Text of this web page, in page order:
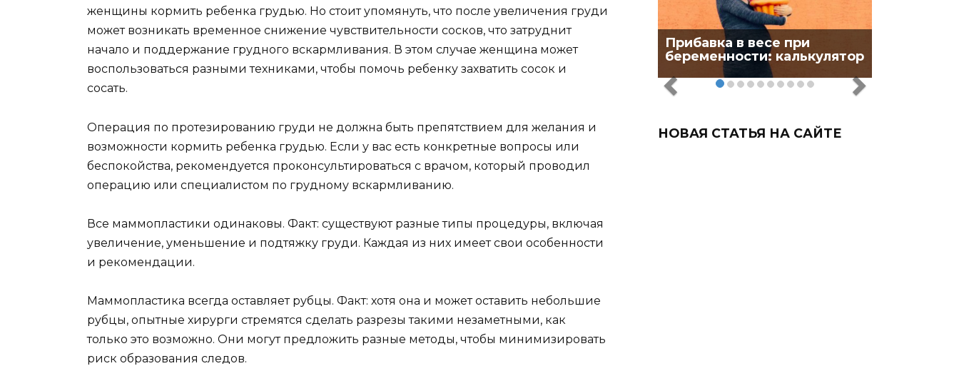
женщины кормить ребенка грудью. Но стоит упомянуть, что после увеличения груди
может возникать временное снижение чувствительности сосков, что затруднит
начало и поддержание грудного вскармливания. В этом случае женщина может
воспользоваться разными техниками, чтобы помочь ребенку захватить сосок и
сосать.
Операция по протезированию груди не должна быть препятствием для желания и
возможности кормить ребенка грудью. Если у вас есть конкретные вопросы или
беспокойства, рекомендуется проконсультироваться с врачом, который проводил
операцию или специалистом по грудному вскармливанию.
Все маммопластики одинаковы. Факт: существуют разные типы процедуры, включая
увеличение, уменьшение и подтяжку груди. Каждая из них имеет свои особенности
и рекомендации.
Маммопластика всегда оставляет рубцы. Факт: хотя она и может оставить небольшие
рубцы, опытные хирурги стремятся сделать разрезы такими незаметными, как
только это возможно. Они могут предложить разные методы, чтобы минимизировать
риск образования следов.
Прибавка в весе при
беременности: калькулятор
НОВАЯ СТАТЬЯ НА САЙТЕ